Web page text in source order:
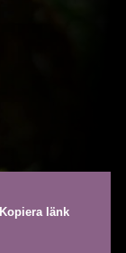
Kopiera länk